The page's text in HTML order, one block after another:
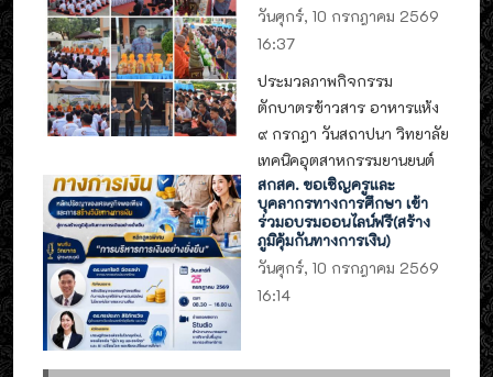
วันศุกร์, 10 กรกฎาคม 2569
16:37
ประมวลภาพกิจกรรม
ตักบาตรข้าวสาร อาหารแห้ง
๙ กรกฎา วันสถาปนา วิทยาลัย
เทคนิคอุตสาหกรรมยานยนต์
สกสค. ขอเชิญครูและ
บุคลากรทางการศึกษา เข้า
ร่วมอบรมออนไลน์ฟรี(สร้าง
ภูมิคุ้มกันทางการเงิน)
วันศุกร์, 10 กรกฎาคม 2569
16:14